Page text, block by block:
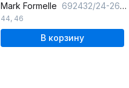
Mark Formelle 692432/24-26600Ц-20 черный
44, 46
В корзину